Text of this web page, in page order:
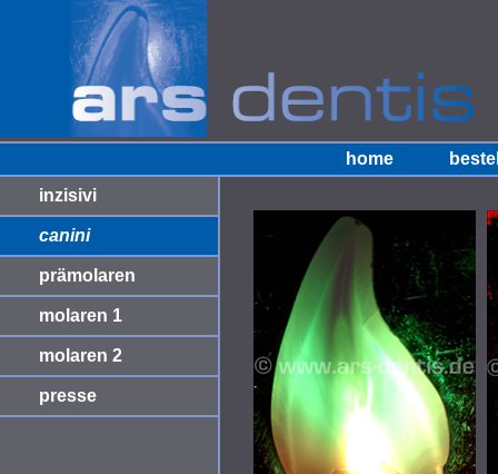
home
inzisivi
canini
prämolaren
molaren 1
molaren 2
presse